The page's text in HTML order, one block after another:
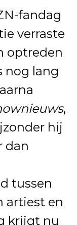
fandag
verraste
optreden
lang
,
hij
dan
tussen
artiest en
krijgt nu